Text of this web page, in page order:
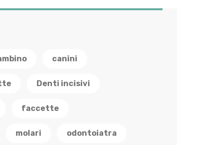
canini
Denti incisivi
faccette
molari odontoiatra